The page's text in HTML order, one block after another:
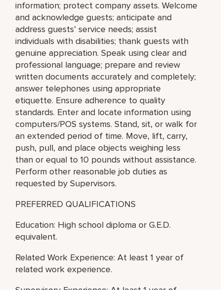
information; protect company assets. Welcome
and acknowledge guests; anticipate and
address guests’ service needs; assist
individuals with disabilities; thank guests with
genuine appreciation. Speak using clear and
professional language; prepare and review
written documents accurately and completely;
answer telephones using appropriate
etiquette. Ensure adherence to quality
standards. Enter and locate information using
computers/POS systems. Stand, sit, or walk for
an extended period of time. Move, lift, carry,
push, pull, and place objects weighing less
than or equal to 10 pounds without assistance.
Perform other reasonable job duties as
requested by Supervisors.
PREFERRED QUALIFICATIONS
Education: High school diploma or G.E.D.
equivalent.
Related Work Experience: At least 1 year of
related work experience.